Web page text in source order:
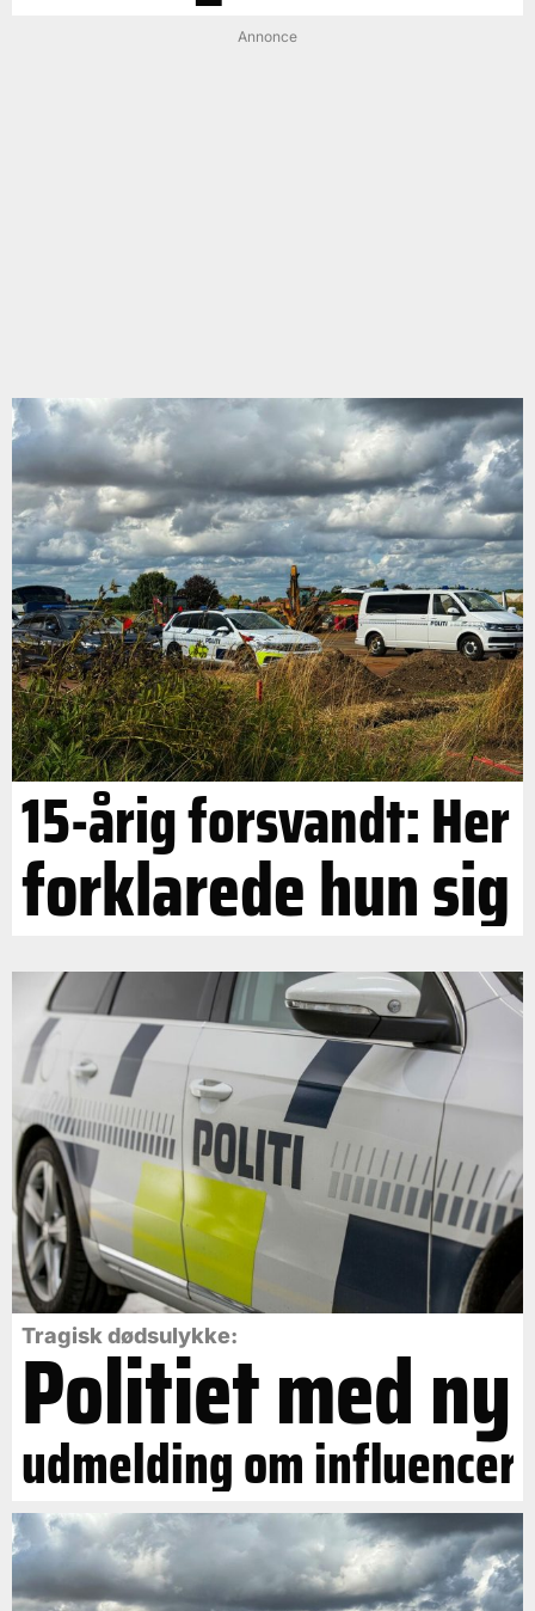
Annonce
15-årig forsvandt: Her
forklarede hun sig
Tragisk dødsulykke:
Politiet med ny
udmelding om influencer